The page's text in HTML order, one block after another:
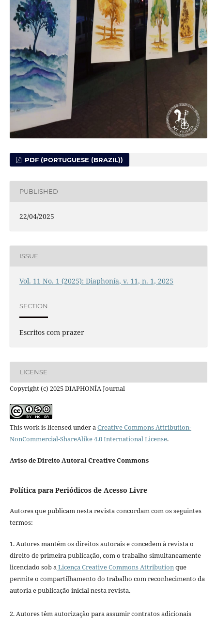
PDF (PORTUGUESE (BRAZIL))
PUBLISHED
22/04/2025
ISSUE
Vol. 11 No. 1 (2025): Diaphonía, v. 11, n. 1, 2025
SECTION
Escritos com prazer
LICENSE
Copyright (c) 2025 DIAPHONÍA Journal
This work is licensed under aCreative Commons Attribution-
NonCommercial-ShareAlike 4.0 International License.
Aviso de Direito Autoral Creative Commons
Política para Periódicos de Acesso Livre
Autores que publicam nesta revista concordam com os seguintes
termos:
1. Autores mantém os direitos autorais e concedem à revista o
direito de primeira publicação, com o trabalho simultaneamente
licenciado sob aLicença Creative Commons Attributionque
permite o compartilhamento do trabalho com reconhecimento da
autoria e publicação inicial nesta revista.
2. Autores têm autorização para assumir contratos adicionais